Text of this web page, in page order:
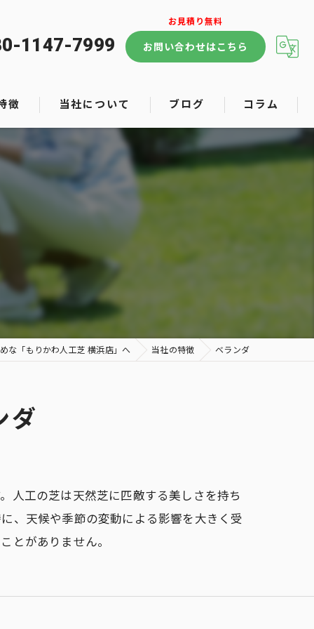
1147-7999 お問い合わせはこちら
徴 当社について ブログ コラム
な「もりかわ人工芝 横浜店」へ 当社の特徴 ベランダ
ダ
人工の芝は天然芝に匹敵する美しさを持ち
、天候や季節の変動による影響を大きく受
とがありません。